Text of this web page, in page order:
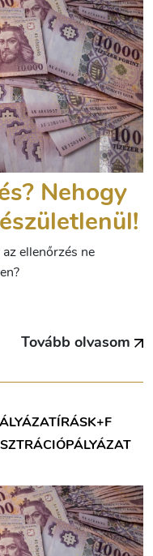
Nehogy
ellenőrzés ne
Tovább olvasom
K+F
PÁLYÁZAT